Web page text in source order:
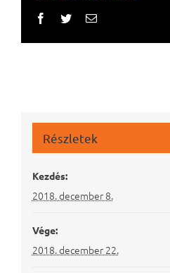
Facebook
TwitterEmail:
Részletek
Kezdés:
2018. december 8.
Vége:
2018. december 22.